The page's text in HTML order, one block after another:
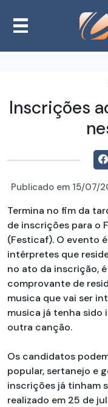
Inscrições
Publicado em 15/07/
Termina no fim da
de inscrições para o
(Festicaf). O evento
intérpretes que
no ato da inscrição,
comprovante de
musica que vai ser
musica já tenha sido
outra canção.
Os candidatos
popular, sertanejo e
inscrições já tinham
realizado em 25 de